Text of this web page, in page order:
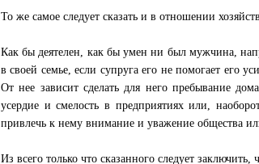
То же самое следует сказать и в отношении
Как бы деятелен, как бы умен ни был мужчина,
в своей семье, если супруга его не помогает его
От нее зависит сделать для него пребывание
усердие и смелость в предприятиях или,
привлечь к нему внимание и уважение общества
Из всего только что сказанного следует